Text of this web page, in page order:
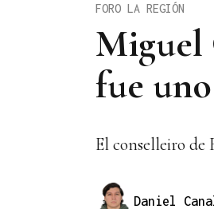
Miguel
fue
FORO LA REGIÓN
El conselleiro de
Daniel